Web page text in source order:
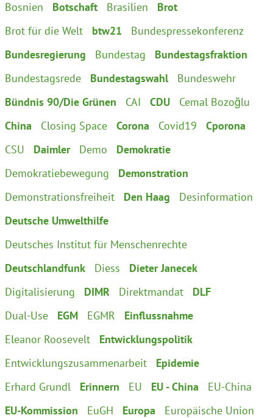
Bosnien
Botschaft Brasilien
Brot
Brot für die Welt
btw21
Bundespressekonferenz
Bundesregierung
Bundestag
Bundestagsfraktion
Bundestagsrede
Bundestagswahl
Bundeswehr
Bündnis 90/Die Grünen
CAI CDU
Cemal Bozoğlu
China
Closing Space Corona Covid19
Cporona
CSU
Daimler Demo
Demokratie
Demokratiebewegung
Demonstration
Demonstrationsfreiheit
Den Haag
Desinformation
Deutsche Umwelthilfe
Deutsches Institut für Menschenrechte
Deutschlandfunk
Diess
Dieter Janecek
Digitalisierung
DIMR Direktmandat
DLF
Dual-Use
EGM EGMR
Einflussnahme
Eleanor Roosevelt
Entwicklungspolitik
Entwicklungszusammenarbeit
Epidemie
Erhard Grundl
Erinnern EU EU - China
EU-China
EU-Kommission
EuGH Europa
Europäische Union